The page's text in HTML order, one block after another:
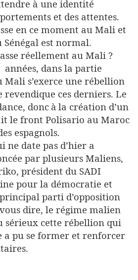
à une identité
et des attentes.
en ce moment au Mali et
Sénégal est normal.
réellement au Mali ?
années, dans la partie
s’exerce une rébellion
revendique ces derniers. Le
donc à la création d’un
le front Polisario au Maroc
espagnols.
ne date pas d’hier a
par plusieurs Maliens,
président du SADI
pour la démocratie et
parti d’opposition
dire, le régime malien
sérieux cette rébellion qui
a pu se former et renforcer